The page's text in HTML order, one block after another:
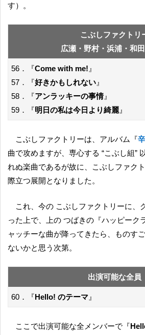
す）。
こぶしファクトリ
広瀬・野村・浜浦・和
56．『Come with me! 』
57．『好きかもしれない 』
58．『アンラッキーの事情 』
59．『明日の私は今日より綺麗 』
こぶしファクトリーは、アルバム『
曲で攻めますが、専心する “こぶし組”
れぬ楽曲であるが故に、こぶしファク
際立つ展開となりました。
これ、今の こぶしファクトリーに、グループのカラーに添
った上で、上の つばきの『ハッピーク
ャッチーな曲が降ってきたら、ものす
ないかと思う次第。
出演可能な全員
60．『Hello! のテーマ 』
ここで出演可能な全メンバーで『